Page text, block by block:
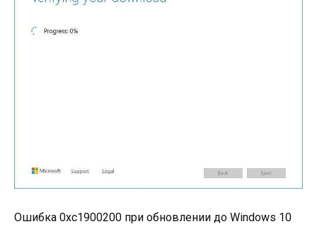
Ошибка 0xc1900200 при обновлении до Windows 10